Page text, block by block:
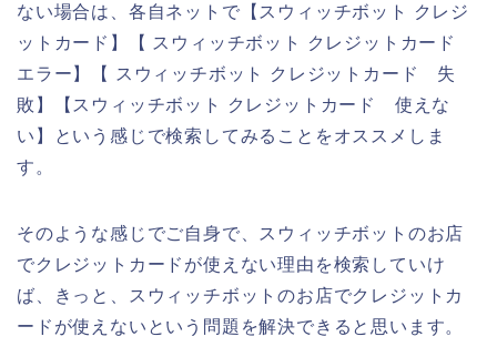
ない場合は、各自ネットで【スウィッチボット クレジ
ットカード】【 スウィッチボット クレジットカード
エラー】【 スウィッチボット クレジットカード 失
敗】【スウィッチボット クレジットカード 使えな
い】という感じで検索してみることをオススメしま
す。
そのような感じでご自身で、スウィッチボットのお店
でクレジットカードが使えない理由を検索していけ
ば、きっと、スウィッチボットのお店でクレジットカ
ードが使えないという問題を解決できると思います。